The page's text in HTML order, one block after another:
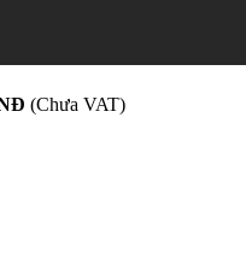
(Chưa VAT)